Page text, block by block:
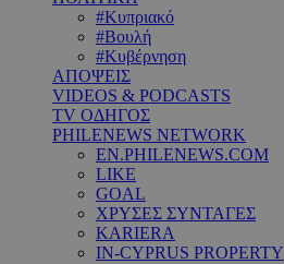
#Κυπριακό
#Βουλή
#Κυβέρνηση
ΑΠΟΨΕΙΣ
VIDEOS & PODCASTS
TV ΟΔΗΓΟΣ
PHILENEWS NETWORK
EN.PHILENEWS.COM
LIKE
GOAL
ΧΡΥΣΕΣ ΣΥΝΤΑΓΕΣ
KARIERA
IN-CYPRUS PROPERTY